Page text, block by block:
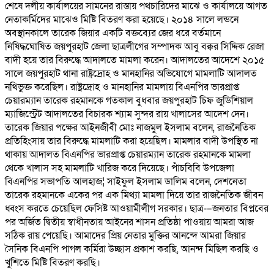
শেষে দলীয় কার্যালয়ের সামনের রাস্তায় পথচারিদের মাঝে ও কার্যালয়ে আগত
নেতাকর্মিদের মাঝেও মিষ্টি বিতরণ করা হয়েছে। ২০১৪ সালে লন্ডনে
অবস্থানকালে তারেক জিয়ার একটি বক্তব্যের জের ধরে বর্তমানে
নিষিদ্ধঘোষিত জয়পুরহাট জেলা ছাত্রলীগের সম্পাদক আবু বক্কর সিদ্দিক রেজা
বাদী হয়ে তার বিরুদ্ধে আদালতে মামলা করেন। আদালতের আদেশে ২০১৫
সালে জয়পুরহাট থানা রাষ্ট্রদ্রোহ ও মানহানির অভিযোগে মামলাটি আদালত
নথিভুক্ত করেছিল। রাষ্ট্রদ্রোহ ও মানহানির মামলায় বিএনপির ভারপ্রাপ্ত
চেয়ারম্যান তারেক রহমানকে গতকাল বুধবার জয়পুরহাট চিফ জুডিশিয়াল
ম্যাজিস্ট্রেট আদালতের বিচারক শ্যাম সুন্দর রায় খালাসের আদেশ দেন।
তারেক জিয়ার পক্ষের আইনজীবী মোঃ নাজমুল ইসলাম বলেন, রাজনৈতিক
প্রতিহিংসায় তার বিরুদ্ধে মামলাটি করা হয়েছিল। মামলার বাদী উপস্থিত না
থাকায় আদালত বিএনপির ভারপ্রাপ্ত চেয়ারম্যান তারেক রহমানকে মামলা
থেকে খালাস সহ মামলাটি খারিজ করে দিয়েছে। পাঁচবিবি উপজেলা
বিএনপির সভাপতি আলহাজ¦ সাইফুল ইসলাম ডালিম বলেন, দেশনেতা
তারেক রহমানকে একের পর এক মিথ্যা মামলা দিয়ে তার রাজনৈতিক জীবন
ধ্বংস করতে চেয়েছিল ফেসিষ্ট আওয়ামীলীগ সরকার। ছাত্র-–জনতার বিপ্লবের
পর অর্জিত দ্বিতীয় স্বাধীনতায় আইনের শাসন প্রতিষ্ঠা পাওয়ায় আমরা আজ
সঠিক রায় পেয়েছি। আমাদের প্রিয় নেতার মুক্তির আনন্দে আমরা জিয়ার
সৈনিক বিএনপি পাগল কর্মিরা উচ্ছাস প্রকাশ করছি, আনন্দ মিছিল করছি ও
খুশিতে মিষ্টি বিতরণ করছি।